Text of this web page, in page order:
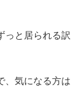
っと居られる訳
、気になる方は